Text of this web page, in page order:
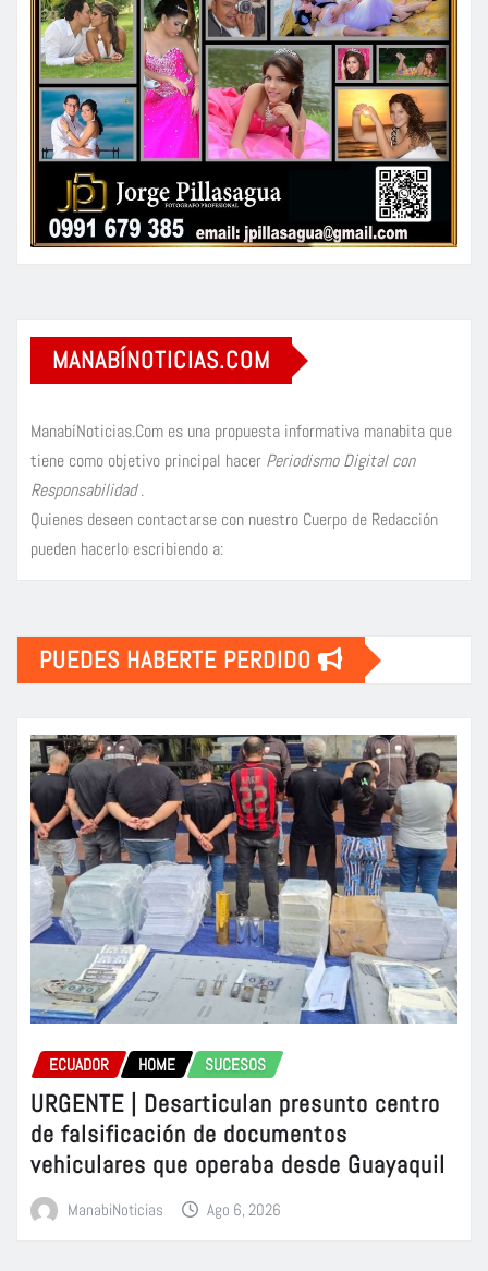
MANABÍNOTICIAS.COM
ManabíNoticias.Com es una propuesta informativa manabita que
tiene como objetivo principal hacer Periodismo Digital con
Responsabilidad.
Quienes deseen contactarse con nuestro Cuerpo de Redacción
pueden hacerlo escribiendo a:
PUEDES HABERTE PERDIDO
ECUADOR HOME SUCESOS
URGENTE | Desarticulan presunto centro
de falsificación de documentos
vehiculares que operaba desde Guayaquil
ManabiNoticias Ago 6, 2026